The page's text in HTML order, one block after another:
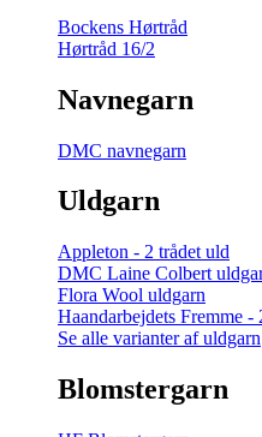
Bockens Hørtråd
Hørtråd 16/2
Navnegarn
DMC navnegarn
Uldgarn
Appleton - 2 trådet uld
DMC Laine Colbert
Flora Wool uldgarn
Haandarbejdets Fremme -
Se alle varianter af uldgarn
Blomstergarn